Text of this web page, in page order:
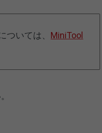
ついては、 MiniTool